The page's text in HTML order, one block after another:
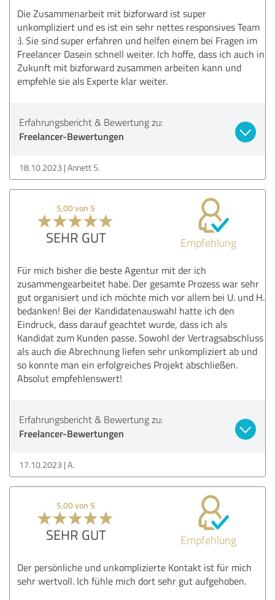
Die Zusammenarbeit mit bizforward ist super
unkompliziert und es ist ein sehr nettes responsives Team
:). Sie sind super erfahren und helfen einem bei Fragen im
Freelancer Dasein schnell weiter. Ich hoffe, dass ich auch in
Zukunft mit bizforward zusammen arbeiten kann und
empfehle sie als Experte klar weiter.
Erfahrungsbericht & Bewertung zu:
Freelancer-Bewertungen
18.10.2023 Annett S.
5,00 von 5
SEHR GUT Empfehlung
Für mich bisher die beste Agentur mit der ich
zusammengearbeitet habe. Der gesamte Prozess war sehr
gut organisiert und ich möchte mich vor allem bei U. und H.
bedanken! Bei der Kandidatenauswahl hatte ich den
Eindruck, dass darauf geachtet wurde, dass ich als
Kandidat zum Kunden passe. Sowohl der Vertragsabschluss
als auch die Abrechnung liefen sehr unkompliziert ab und
so konnte man ein erfolgreiches Projekt abschließen.
Absolut empfehlenswert!
Erfahrungsbericht & Bewertung zu:
Freelancer-Bewertungen
17.10.2023 A.
5,00 von 5
SEHR GUT Empfehlung
Der persönliche und unkomplizierte Kontakt ist für mich
sehr wertvoll. Ich fühle mich dort sehr gut aufgehoben.